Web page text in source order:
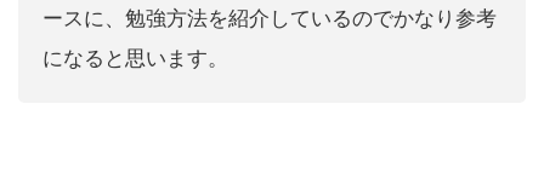
ースに、勉強方法を紹介しているのでかなり参考
になると思います。